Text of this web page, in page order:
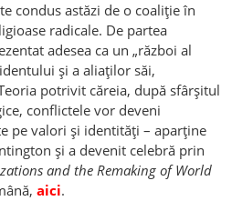
condus astăzi de o coaliție în
radicale. De partea
adesea ca un „război al
și a aliaților săi,
potrivit căreia, după sfârșitul
conflictele vor deveni
pe valori și identități – aparține
și a devenit celebră prin
and the Remaking of World
aici.